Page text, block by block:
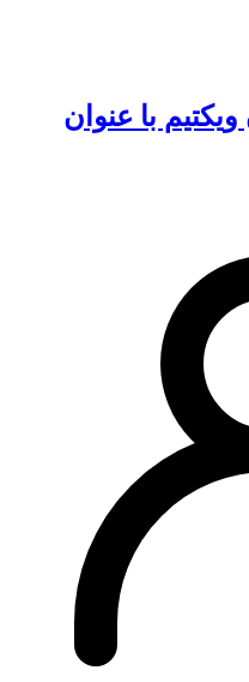
با عنوان